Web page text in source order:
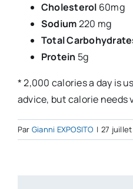
Cholesterol 60mg
Sodium220 mg
Total
Protein 5g
* 2,000 calories a day is
advice, but calorie needs
Par Gianni EXPOSITO | 27 juillet